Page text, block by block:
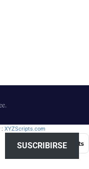
: XYZScripts.com
SUSCRIBIRSE